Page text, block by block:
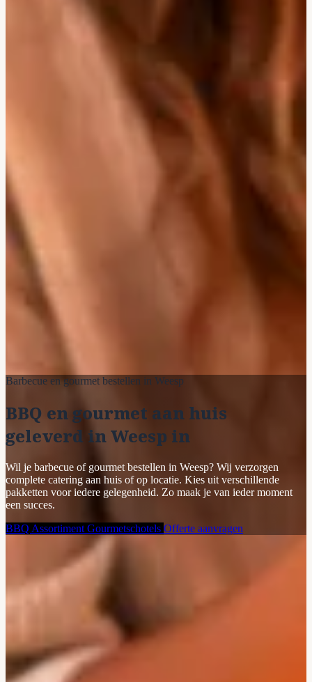
Barbecue en gourmet bestellen in Weesp
BBQ en gourmet aan huis
geleverd in Weesp in
Wil je barbecue of gourmet bestellen in Weesp? Wij verzorgen
complete catering aan huis of op locatie. Kies uit verschillende
pakketten voor iedere gelegenheid. Zo maak je van ieder moment
een succes.
BBQ Assortiment Gourmetschotels Offerte aanvragen